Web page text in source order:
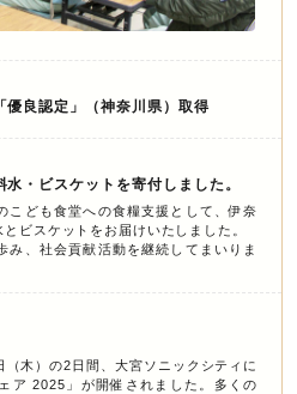
優良認定」（神奈川県）取得
水・ビスケットを寄付しました。
こども食堂への食糧支援として、伊奈
ビスケットをお届けいたしました。
み、社会貢献活動を継続してまいりま
木）の2日間、大宮ソニックシティに
ア 2025」が開催されました。多くの